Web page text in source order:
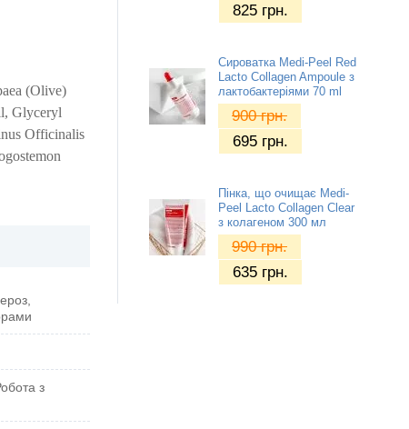
(Olive)
Glyceryl
Officinalis
з
825 грн.
Сироватка Medi-Peel Red
Lacto Collagen Ampoule з
лактобактеріями 70 ml
900грн.
695 грн.
Пінка, що очищає Medi-
Peel Lacto Collagen Clear
з колагеном 300 мл
990грн.
635 грн.